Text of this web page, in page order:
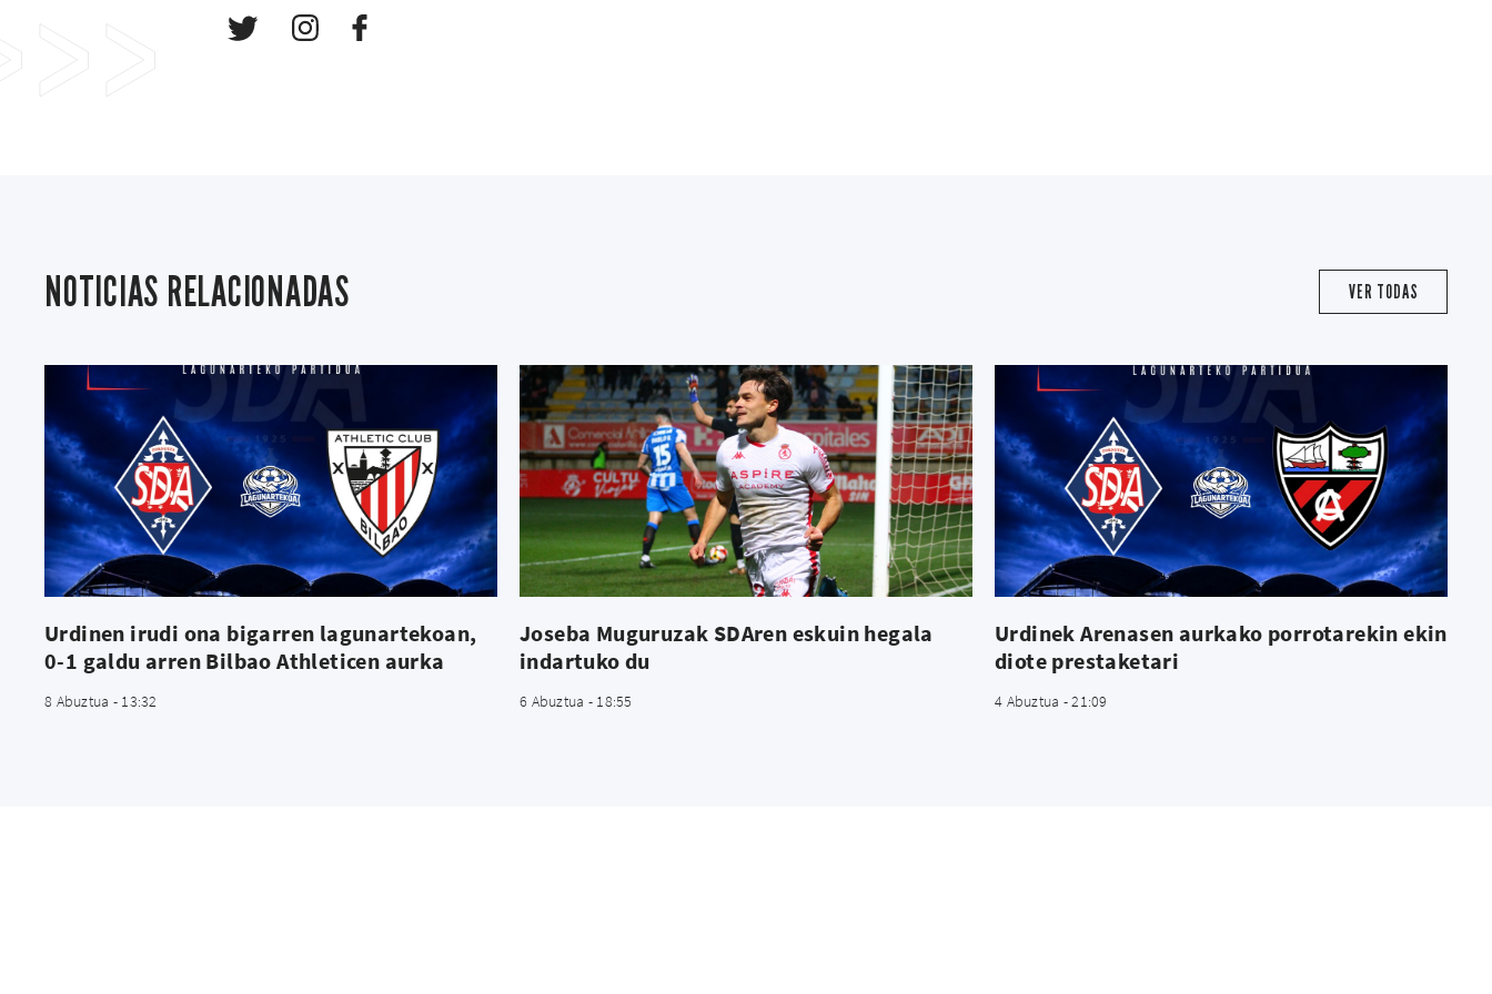
NOTICIAS RELACIONADAS VER TODAS
Urdinen irudi ona bigarren lagunartekoan,
0-1 galdu arren Bilbao Athleticen aurka
8 Abuztua - 13:32
Joseba Muguruzak SDAren eskuin hegala
indartuko du
6 Abuztua - 18:55
Urdinek Arenasen aurkako porrotarekin ekin
diote prestaketari
4 Abuztua - 21:09